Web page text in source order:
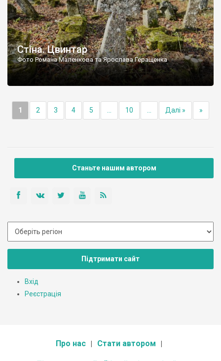
Стіна. Цвинтар
Фото Романа Маленкова та Ярослава Геращенка
1 2 3 4 5 10 Далі » »
Станьте нашим автором
Підтримати сайт
Вхід
Реєстрація
Про нас Стати автором